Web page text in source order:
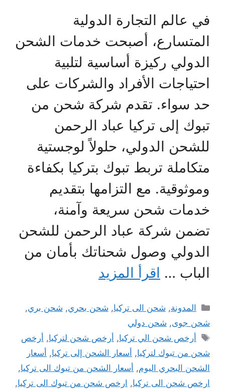
في عالم التجارة الدولية
المتسارع، أصبحت خدمات الشحن
الدولي ركيزة أساسية لتلبية
احتياجات الأفراد والشركات على
حد سواء. تقدم شركة شحن من
تبوك إلى تركيا عباد الرحمن
للشحن الدولي، حلولاً لوجستية
متكاملة تربط تبوك بتركيا بكفاءة
وموثوقية. مع التزامها بتقديم
خدمات شحن سريعة وآمنة،
تضمن شركة عباد الرحمن للشحن
الدولي وصول شحناتك بأمان من
الباب … اقرأ المزيد
التصنيفات
المدونة, شحن الى تركيا, شحن بحري, شحن بري,
شحن جوى, شحن دولي
الوسوم
أرخص شحن الي تركيا, أرخص شحن لتركيا, أرخص
شحن من تبوك لتركيا, أسعار الشحن إلى تركيا, أسعار
الشحن البحري اليوم, أسعار الشحن من تبوك الى تركيا,
ارخص شحن الى تركيا, ارخص شحن من تبوك الى تركيا,